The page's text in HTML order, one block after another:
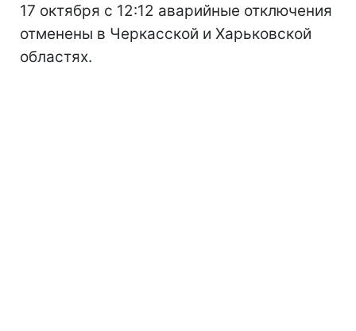
17 октября с 12:12 аварийные отключения
отменены в Черкасской и Харьковской
областях.